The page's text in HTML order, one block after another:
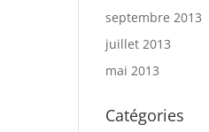
septembre 2013
juillet 2013
mai 2013
Catégories